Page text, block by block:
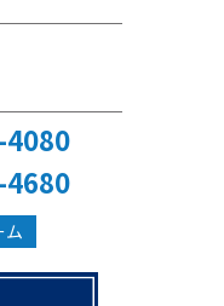
4680
ム